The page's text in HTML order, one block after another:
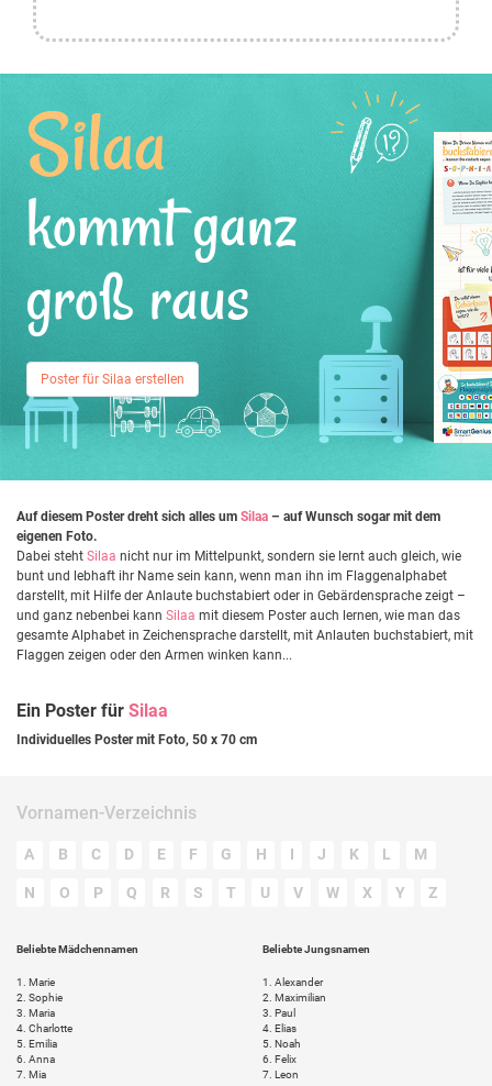
Silaa
kommt ganz
groß raus
Poster für Silaa erstellen
Auf diesem Poster dreht sich alles um Silaa – auf Wunsch sogar mit dem
eigenen Foto.
Dabei steht Silaa nicht nur im Mittelpunkt, sondern sie lernt auch gleich, wie
bunt und lebhaft ihr Name sein kann, wenn man ihn im Flaggenalphabet
darstellt, mit Hilfe der Anlaute buchstabiert oder in Gebärdensprache zeigt –
und ganz nebenbei kann Silaa mit diesem Poster auch lernen, wie man das
gesamte Alphabet in Zeichensprache darstellt, mit Anlauten buchstabiert, mit
Flaggen zeigen oder den Armen winken kann...
Ein Poster für Silaa
Individuelles Poster mit Foto, 50 x 70 cm
Vornamen-Verzeichnis
A B C D E F G H I J K L M
N O P Q R S T U V W X Y Z
Beliebte Mädchennamen
1.
Marie
2. Sophie
3. Maria
4. Charlotte
5. Emilia
6. Anna
7. Mia
Beliebte Jungsnamen
1.
Alexander
2. Maximilian
3. Paul
4. Elias
5. Noah
6. Felix
7. Leon